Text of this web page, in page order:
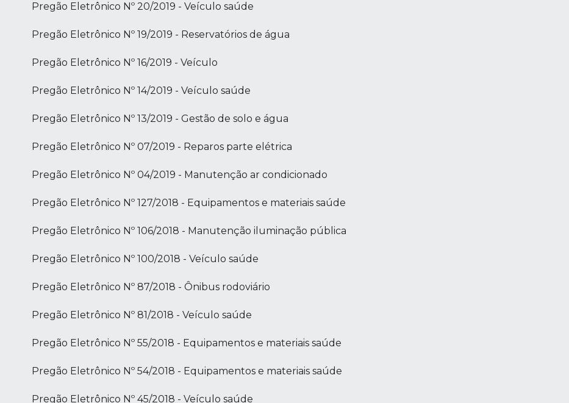
Pregão Eletrônico Nº 20/2019 - Veículo saúde
Pregão Eletrônico Nº 19/2019 - Reservatórios de água
Pregão Eletrônico Nº 16/2019 - Veículo
Pregão Eletrônico Nº 14/2019 - Veículo saúde
Pregão Eletrônico Nº 13/2019 - Gestão de solo e água
Pregão Eletrônico Nº 07/2019 - Reparos parte elétrica
Pregão Eletrônico Nº 04/2019 - Manutenção ar condicionado
Pregão Eletrônico Nº 127/2018 - Equipamentos e materiais saúde
Pregão Eletrônico Nº 106/2018 - Manutenção iluminação pública
Pregão Eletrônico Nº 100/2018 - Veículo saúde
Pregão Eletrônico Nº 87/2018 - Ônibus rodoviário
Pregão Eletrônico Nº 81/2018 - Veículo saúde
Pregão Eletrônico Nº 55/2018 - Equipamentos e materiais saúde
Pregão Eletrônico Nº 54/2018 - Equipamentos e materiais saúde
Pregão Eletrônico Nº 45/2018 - Veículo saúde